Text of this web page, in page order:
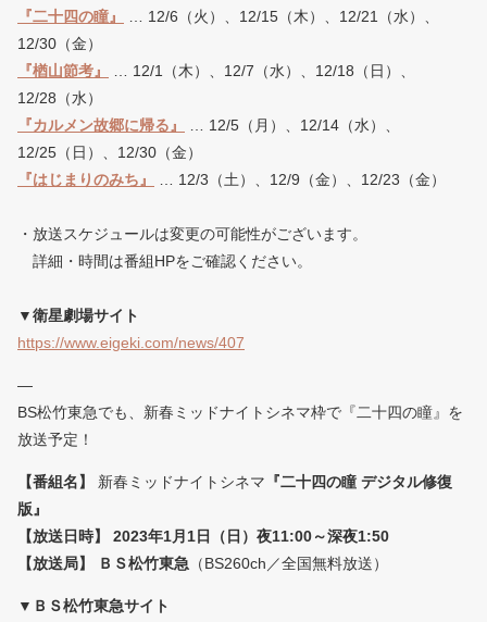
『二十四の瞳』
… 12/6（火）、12/15（木）、12/21（水）、
12/30（金）
『楢山節考』
… 12/1（木）、12/7（水）、12/18（日）、
12/28（水）
『カルメン故郷に帰る』
… 12/5（月）、12/14（水）、
12/25（日）、12/30（金）
『はじまりのみち』
… 12/3（土）、12/9（金）、12/23（金）
・放送スケジュールは変更の可能性がございます。
詳細・時間は番組HPをご確認ください。
▼衛星劇場サイト
https://www.eigeki.com/news/407
—
BS松竹東急でも、新春ミッドナイトシネマ枠で『二十四の瞳』を
放送予定！
【番組名】 新春ミッドナイトシネマ 『二十四の瞳 デジタル修復
版』
【放送日時】 2023年1月1日（日）夜11:00～深夜1:50
【放送局】 ＢＳ松竹東急 （BS260ch／全国無料放送）
▼ＢＳ松竹東急サイト